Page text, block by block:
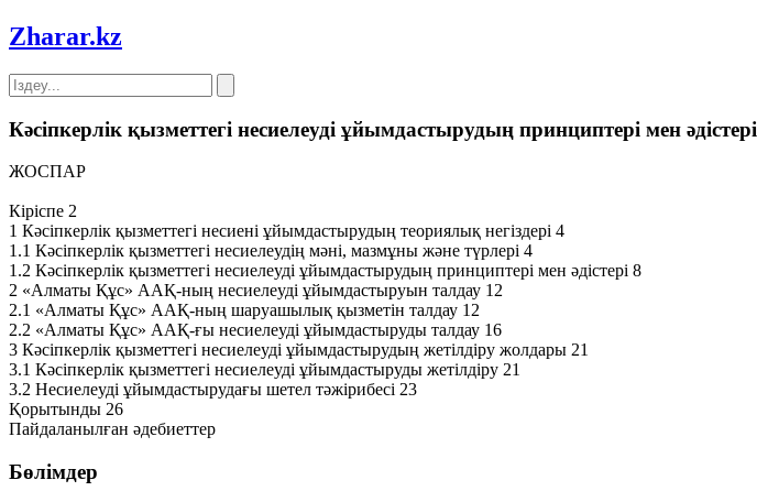
Zharar.kz
Кәсіпкерлік қызметтегі несиелеуді ұйымдастырудың принциптері мен әдістері
ЖОСПАР
Кіріспе 2
1 Кәсіпкерлік қызметтегі несиені ұйымдастырудың теориялық негіздері 4
1.1 Кәсіпкерлік қызметтегі несиелеудің мәні, мазмұны және түрлері 4
1.2 Кәсіпкерлік қызметтегі несиелеуді ұйымдастырудың принциптері мен әдістері 8
2 «Алматы Құс» ААҚ-ның несиелеуді ұйымдастыруын талдау 12
2.1 «Алматы Құс» ААҚ-ның шаруашылық қызметін талдау 12
2.2 «Алматы Құс» ААҚ-ғы несиелеуді ұйымдастыруды талдау 16
3 Кәсіпкерлік қызметтегі несиелеуді ұйымдастырудың жетілдіру жолдары 21
3.1 Кәсіпкерлік қызметтегі несиелеуді ұйымдастыруды жетілдіру 21
3.2 Несиелеуді ұйымдастырудағы шетел тәжірибесі 23
Қорытынды 26
Пайдаланылған әдебиеттер
Бөлімдер